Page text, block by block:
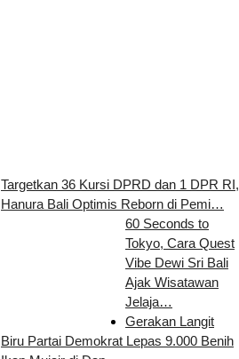
Targetkan 36 Kursi DPRD dan 1 DPR RI,
Hanura Bali Optimis Reborn di Pemi…
60 Seconds to
Tokyo, Cara Quest
Vibe Dewi Sri Bali
Ajak Wisatawan
Jelaja…
Gerakan Langit
Biru Partai Demokrat Lepas 9.000 Benih